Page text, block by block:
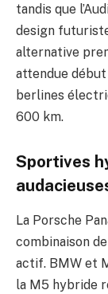
tandis que
design
alternative
attendue
berlines
600 km.
Sportives
La Porsche
combinaison
actif. BMW et
la M5 hybride